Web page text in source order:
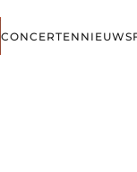
CONCERTEN NIEUWS